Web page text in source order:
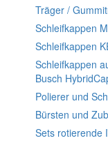
Träger /
Schleifkappen
Schleifkappen
Schleifkappen
Busch
Polierer und
Bürsten und
Sets rotierende